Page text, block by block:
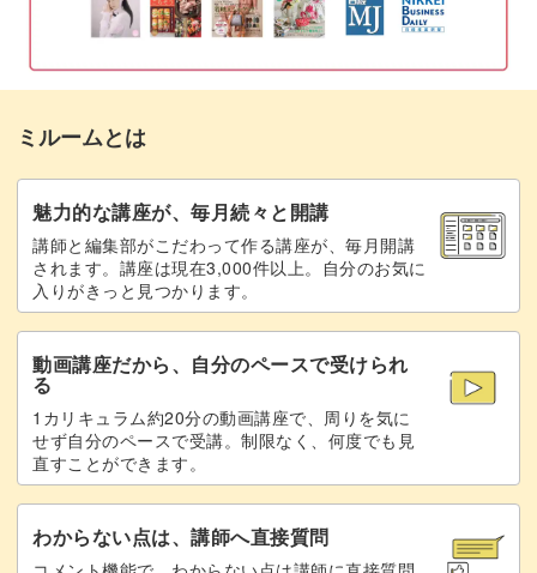
ガラスに金具をつける
パーツを組み立てる 16:02
ガラスとパーツをつなぐ
完成♪
ミルームとは
魅力的な講座が、毎月続々と開講
講師と編集部がこだわって作る講座が、毎月開講
されます。講座は現在3,000件以上。自分のお気に
入りがきっと見つかります。
動画講座だから、自分のペースで受けられ
る
1カリキュラム約20分の動画講座で、周りを気に
せず自分のペースで受講。制限なく、何度でも見
直すことができます。
わからない点は、講師へ直接質問